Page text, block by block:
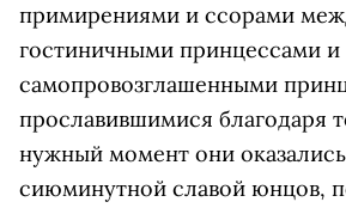
примирениями и ссорами
гостиничными принцессами и
самопровозглашенными
прославившимися благодаря
нужный момент они
сиюминутной славой юнцов,